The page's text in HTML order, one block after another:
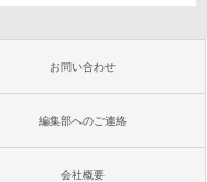
お問い合わせ
編集部へのご連絡
会社概要